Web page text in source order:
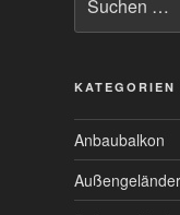
KATEGORIEN
Anbaubalkon
Außengeländer